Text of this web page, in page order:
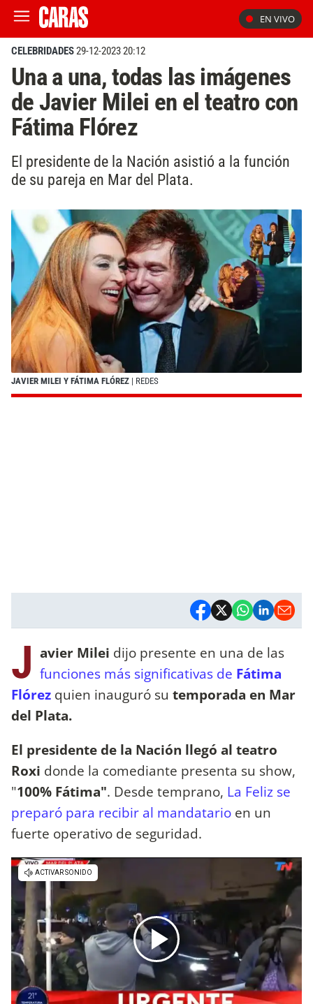
EN VIVO
CELEBRIDADES29-12-2023 20:12
Una a una, todas las imágenes
de Javier Milei en el teatro con
Fátima Flórez
El presidente de la Nación asistió a la función
de su pareja en Mar del Plata.
JAVIER MILEI Y FÁTIMA FLÓREZ | REDES
J avier Milei dijo presente en una de las
funciones más significativas de Fátima
Flórez quien inauguró su temporada en Mar
del Plata.
El presidente de la Nación llegó al teatro
Roxi donde la comediante presenta su show,
"100% Fátima". Desde temprano, La Feliz se
preparó para recibir al mandatario en un
fuerte operativo de seguridad.